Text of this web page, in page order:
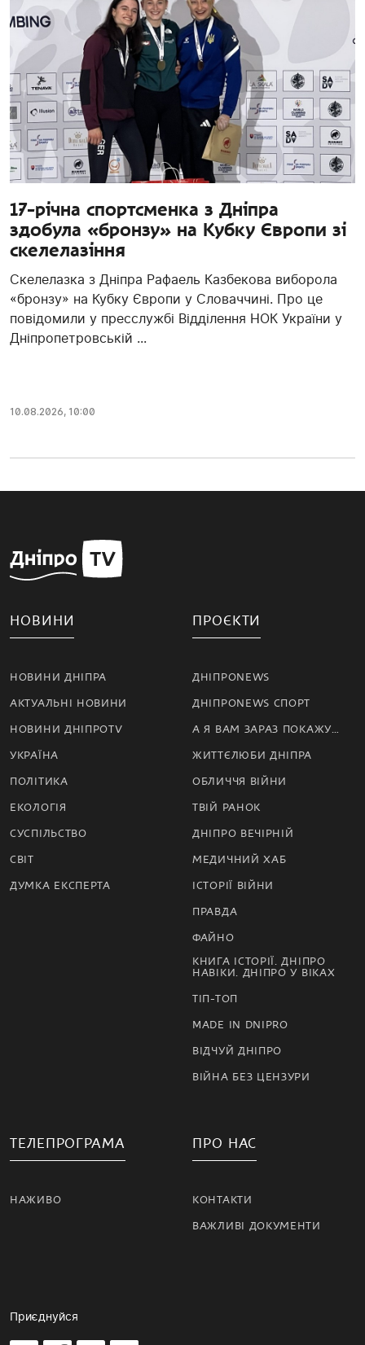
17-річна спортсменка з Дніпра
здобула «бронзу» на Кубку Європи зі
скелелазіння
Скелелазка з Дніпра Рафаель Казбекова виборола
«бронзу» на Кубку Європи у Словаччині. Про це
повідомили у пресслужбі Відділення НОК України у
Дніпропетровській ...
10.08.2026, 10:00
НОВИНИ
НОВИНИ ДНІПРА
АКТУАЛЬНІ НОВИНИ
НОВИНИ ДНІПРОTV
УКРАЇНА
ПОЛІТИКА
ЕКОЛОГІЯ
СУСПІЛЬСТВО
СВІТ
ДУМКА ЕКСПЕРТА
ПРОЄКТИ
ДНІПРОNEWS
ДНІПРОNEWS СПОРТ
А Я ВАМ ЗАРАЗ ПОКАЖУ…
ЖИТТЄЛЮБИ ДНІПРА
ОБЛИЧЧЯ ВІЙНИ
ТВІЙ РАНОК
ДНІПРО ВЕЧІРНІЙ
МЕДИЧНИЙ ХАБ
ІСТОРІЇ ВІЙНИ
ПРАВДА
ФАЙНО
КНИГА ІСТОРІЇ. ДНІПРО
НАВІКИ. ДНІПРО У ВІКАХ
ТІП-ТОП
MADE IN DNIPRO
ВІДЧУЙ ДНІПРО
ВІЙНА БЕЗ ЦЕНЗУРИ
ТЕЛЕПРОГРАМА
НАЖИВО
ПРО НАС
КОНТАКТИ
ВАЖЛИВІ ДОКУМЕНТИ
Приєднуйся